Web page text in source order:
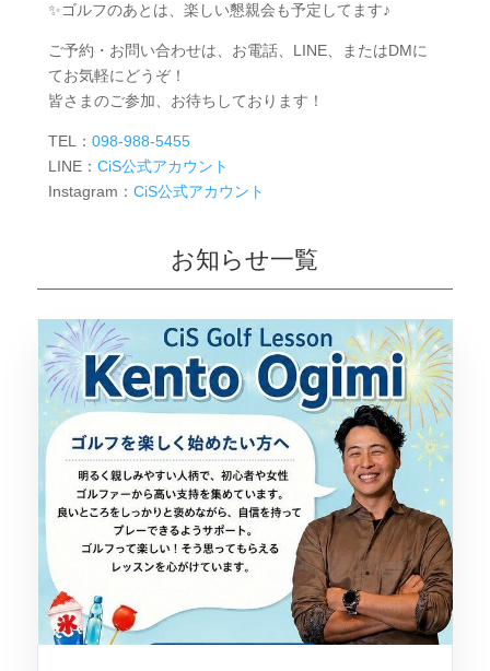
✨ゴルフのあとは、楽しい懇親会も予定してます♪
ご予約・お問い合わせは、お電話、LINE、またはDMに
てお気軽にどうぞ！
皆さまのご参加、お待ちしております！
TEL： 098-988-5455
LINE： CiS公式アカウント
Instagram： CiS公式アカウント
お知らせ一覧